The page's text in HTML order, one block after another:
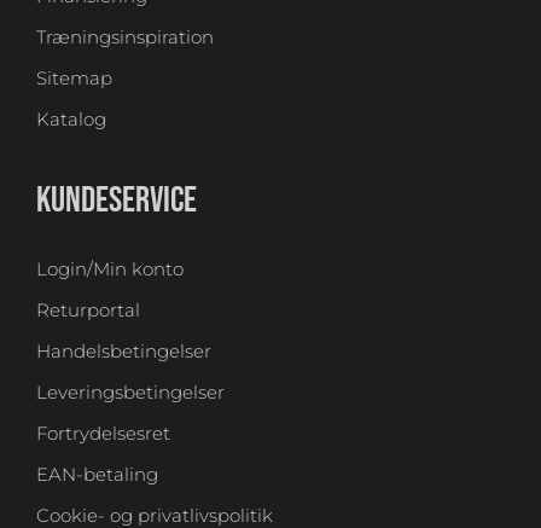
Træningsinspiration
Sitemap
Katalog
KUNDESERVICE
Login/Min konto
Returportal
Handelsbetingelser
Leveringsbetingelser
Fortrydelsesret
EAN-betaling
Cookie- og privatlivspolitik